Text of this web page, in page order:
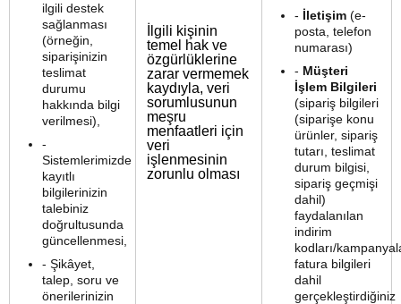
ilgili destek
sağlanması
(örneğin,
siparişinizin
teslimat
durumu
hakkında bilgi
verilmesi),
-
Sistemlerimizde
kayıtlı
bilgilerinizin
talebiniz
doğrultusunda
güncellenmesi,
- Şikâyet,
talep, soru ve
önerilerinizin
İlgili kişinin
temel hak ve
özgürlüklerine
zarar vermemek
kaydıyla, veri
sorumlusunun
meşru
menfaatleri için
veri
işlenmesinin
zorunlu olması
- İletişim (e-
posta, telefon
numarası)
- Müşteri
İşlem Bilgileri
(sipariş bilgileri
(siparişe konu
ürünler, sipariş
tutarı, teslimat
durum bilgisi,
sipariş geçmişi
dahil)
faydalanılan
indirim
kodları/
fatura bilgileri
dahil
gerçekleştirdiğiniz